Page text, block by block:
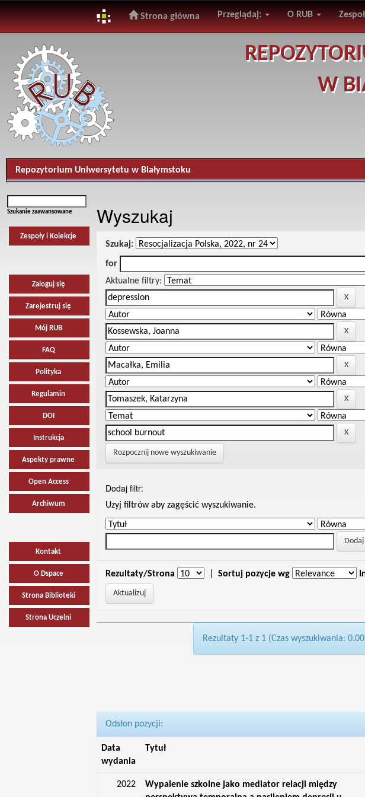
navigation
Strona główna Przeglądaj: O RUB
W
Repozytorium Uniwersytetu w Białymstoku
Szukanie zaawansowane
Zespoły i Kolekcje
Zaloguj się
Zarejestruj się
Mój RUB
FAQ
Polityka
Regulamin
DOI
Instrukcja
Aspekty prawne
Open Access
Archiwum
Kontakt
O Dspace
Strona Biblioteki
Strona Uczelni
Wyszukaj
Szukaj:
for
Aktualne filtry:
Rozpocznij nowe wyszukiwanie
Dodaj filtr:
Uzyj filtrów aby zagęścić wyszukiwanie.
Rezultaty/Strona Sortuj pozycje wg
Rezultaty 1-1 z 1 (Czas wyszukiwania:
Odsłon pozycji:
Data
wydania
Tytuł
2022
Wypalenie szkolne jako mediator relacji między